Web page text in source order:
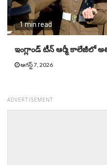
1 min read
ఇంగ్లాండ్ టీన్ ఆర్మీ కాలేజీలో
ఆగస్ట్ 7, 2026
ADVERTISEMENT